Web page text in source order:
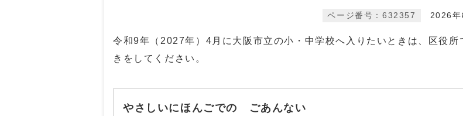
2026年
ページ番号：632357
令和9年（2027年）4月に大阪市立の小・中学校へ入りたいときは、区役所
きをしてください。
やさしいにほんごでの ごあんない